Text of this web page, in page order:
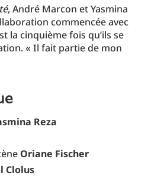
, André Marcon et Yasmina
commencée avec
la cinquième fois qu’ils se
« Il fait partie de mon
Reza
Oriane Fischer
Clolus